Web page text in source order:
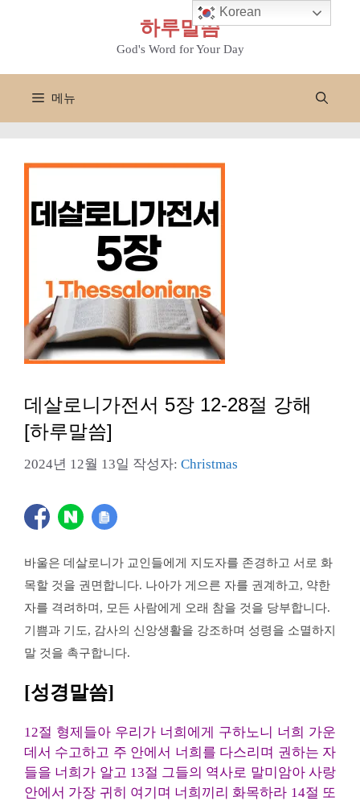
하루말씀
God's Word for Your Day
메뉴
데살로니가전서 5장 12-28절 강해
[하루말씀]
2024년 12월 13일 작성자: Christmas
바울은 데살로니가 교인들에게 지도자를 존경하고 서로 화
목할 것을 권면합니다. 나아가 게으른 자를 권계하고, 약한
자를 격려하며, 모든 사람에게 오래 참을 것을 당부합니다.
기쁨과 기도, 감사의 신앙생활을 강조하며 성령을 소멸하지
말 것을 촉구합니다.
[성경말씀]
12절 형제들아 우리가 너희에게 구하노니 너희 가운
데서 수고하고 주 안에서 너희를 다스리며 권하는 자
들을 너희가 알고 13절 그들의 역사로 말미암아 사랑
안에서 가장 귀히 여기며 너희끼리 화목하라 14절 또
Korean